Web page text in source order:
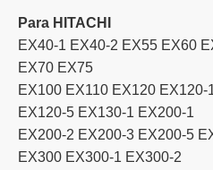
Para HITACHI
EX40-1 EX40-2 EX55 EX60
EX70 EX75
EX100 EX110 EX120
EX120-5 EX130-1 EX200-1
EX200-2 EX200-3 EX200-5
EX300 EX300-1 EX300-2